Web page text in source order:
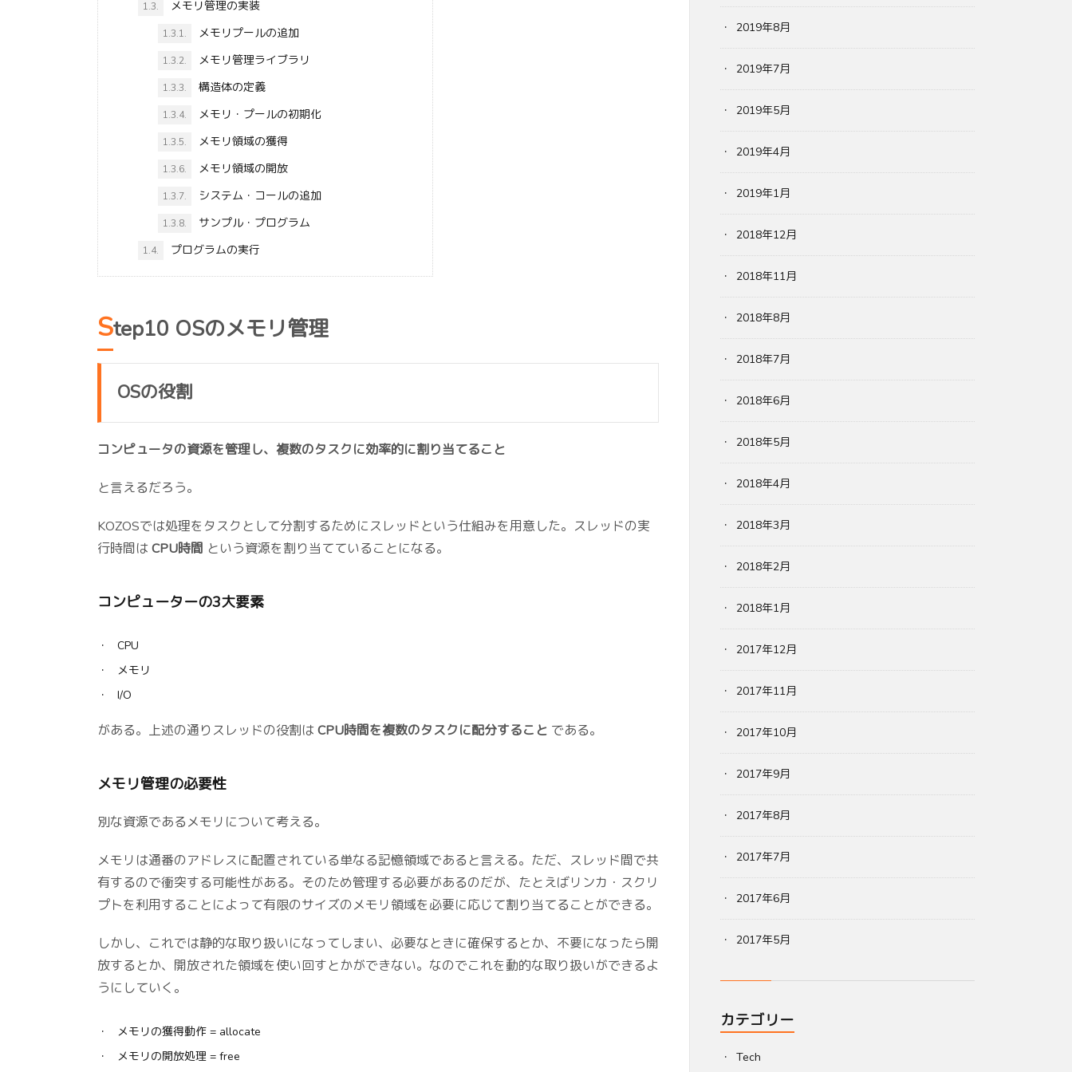
1.3. メモリ管理の実装
1.3.1. メモリプールの追加
1.3.2. メモリ管理ライブラリ
1.3.3. 構造体の定義
1.3.4. メモリ・プールの初期化
1.3.5. メモリ領域の獲得
1.3.6. メモリ領域の開放
1.3.7. システム・コールの追加
1.3.8. サンプル・プログラム
1.4. プログラムの実行
Step10 OSのメモリ管理
OSの役割
コンピュータの資源を管理し、複数のタスクに効率的に割り当てること
と言えるだろう。
KOZOSでは処理をタスクとして分割するためにスレッドという仕組みを用意した。スレッドの実
行時間はCPU時間 という資源を割り当てていることになる。
コンピューターの3大要素
CPU
メモリ
I/O
がある。上述の通りスレッドの役割はCPU時間を複数のタスクに配分すること である。
メモリ管理の必要性
別な資源であるメモリについて考える。
メモリは通番のアドレスに配置されている単なる記憶領域であると言える。ただ、スレッド間で共
有するので衝突する可能性がある。そのため管理する必要があるのだが、たとえばリンカ・スクリ
プトを利用することによって有限のサイズのメモリ領域を必要に応じて割り当てることができる。
しかし、これでは静的な取り扱いになってしまい、必要なときに確保するとか、不要になったら開
放するとか、開放された領域を使い回すとかができない。なのでこれを動的な取り扱いができるよ
うにしていく。
メモリの獲得動作 = allocate
メモリの開放処理 = free
2019年8月
2019年7月
2019年5月
2019年4月
2019年1月
2018年12月
2018年11月
2018年8月
2018年7月
2018年6月
2018年5月
2018年4月
2018年3月
2018年2月
2018年1月
2017年12月
2017年11月
2017年10月
2017年9月
2017年8月
2017年7月
2017年6月
2017年5月
カテゴリー
Tech